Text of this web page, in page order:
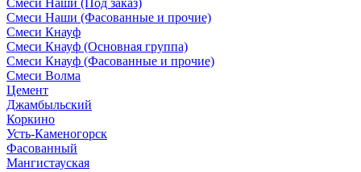
Смеси Наши (Под заказ)
Смеси Наши (Фасованные и прочие)
Смеси Кнауф
Смеси Кнауф (Основная группа)
Смеси Кнауф (Фасованные и прочие)
Смеси Волма
Цемент
Джамбыльский
Коркино
Усть-Каменогорск
Фасованный
Мангистауская